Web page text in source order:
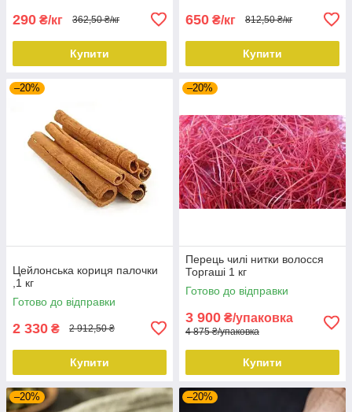
290 ₴/кг 362,50 ₴/кг
Купити
650 ₴/кг 812,50 ₴/кг
Купити
–20%
Цейлонська кориця палочки
,1 кг
Готово до відправки
2 330 ₴ 2 912,50 ₴
Купити
–20%
Перець чилі нитки волосся
Торгаші 1 кг
Готово до відправки
3 900 ₴/упаковка
4 875 ₴/упаковка
Купити
–20% –20%